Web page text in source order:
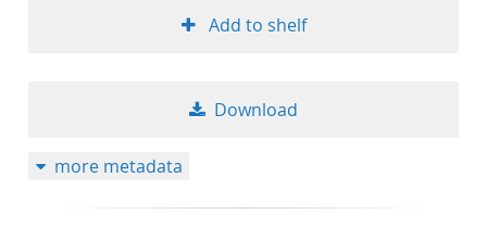
Add to shelf
Download
more metadata